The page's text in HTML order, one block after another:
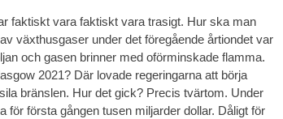
faktiskt vara faktiskt vara trasigt. Hur ska man
växthusgaser under det föregående årtiondet var
och gasen brinner med oförminskade flamma.
2021? Där lovade regeringarna att börja
bränslen. Hur det gick? Precis tvärtom. Under
för första gången tusen miljarder dollar. Dåligt för